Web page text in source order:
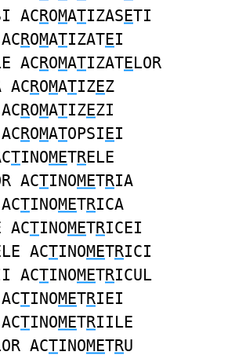
ACROMATIZASETI
ACROMATIZATEI
ACROMATIZATELOR
ACROMATIZEZ
ROMATIZEZI
ACROMATOPSIEI
TINOMETRELE
ACTINOMETRIA
TINOMETRICA
ACTINOMETRICEI
ACTINOMETRICI
ACTINOMETRICUL
TINOMETRIEI
TINOMETRIILE
ACTINOMETRU